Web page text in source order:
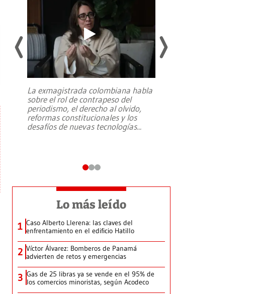
La exmagistrada colombiana habla
sobre el rol de contrapeso del
periodismo, el derecho al olvido,
reformas constitucionales y los
desafíos de nuevas tecnologías...
Lo más leído
1 Caso Alberto Llerena: las claves del
enfrentamiento en el edificio Hatillo
2 Víctor Álvarez: Bomberos de Panamá
advierten de retos y emergencias
3 Gas de 25 libras ya se vende en el 95% de
los comercios minoristas, según Acodeco